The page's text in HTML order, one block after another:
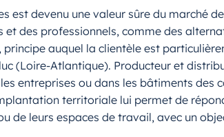
est devenu une valeur sûre du marché
des professionnels, comme des
auquel la clientèle est
(Loire-Atlantique). Producteur et
entreprises ou dans les bâtiments des
territoriale lui permet de
de leurs espaces de travail, avec un